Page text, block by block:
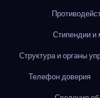
Стипендии
Структура и органы
Телефон доверия